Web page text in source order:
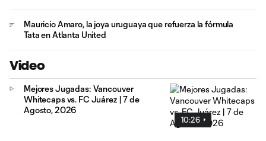
Mauricio Amaro, la joya uruguaya que refuerza la fórmula
Tata en Atlanta United
Video
10:26
Mejores Jugadas: Vancouver
Whitecaps vs. FC Juárez | 7 de
Agosto, 2026